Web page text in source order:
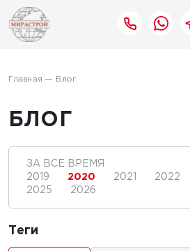
Главная Блог
БЛОГ
ЗА ВСЕ ВРЕМЯ
2019
2020 2021 2022
2025
2026
Теги